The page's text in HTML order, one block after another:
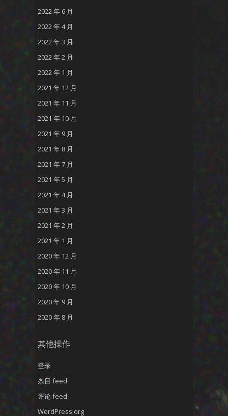
2022 年 6 月
2022 年 4 月
2022 年 3 月
2022 年 2 月
2022 年 1 月
2021 年 12 月
2021 年 11 月
2021 年 10 月
2021 年 9 月
2021 年 8 月
2021 年 7 月
2021 年 5 月
2021 年 4 月
2021 年 3 月
2021 年 2 月
2021 年 1 月
2020 年 12 月
2020 年 11 月
2020 年 10 月
2020 年 9 月
2020 年 8 月
其他操作
登录
条目 feed
评论 feed
WordPress.org